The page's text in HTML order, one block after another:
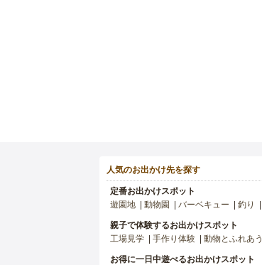
人気のお出かけ先を探す
定番お出かけスポット
遊園地
動物園 バーベキュー 釣り
親子で体験するお出かけスポット
工場見学
手作り体験 動物とふれあう
お得に一日中遊べるお出かけスポット